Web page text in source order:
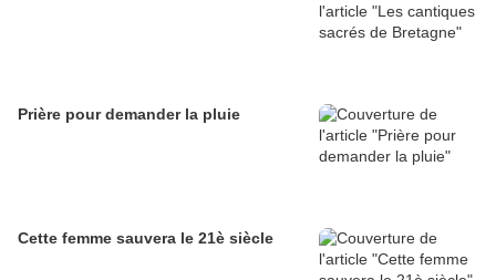
Prière pour demander la pluie
Cette femme sauvera le 21è siècle